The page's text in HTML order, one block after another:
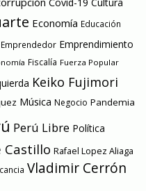
Economía Educación
Emprendedor Emprendimiento
Fiscalía Fuerza Popular
Keiko Fujimori
Música Negocio Pandemia
Perú Libre Política
Castillo Rafael Lopez Aliaga
Vladimir Cerrón